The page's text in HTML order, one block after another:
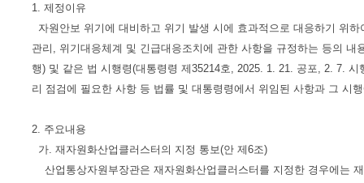
1. 제정이유
자원안보 위기에 대비하고 위기 발생 시에 효과적으로 대응하기 위
관리, 위기대응체계 및 긴급대응조치에 관한 사항을 규정하는 등의
행) 및 같은 법 시행령(대통령령 제35214호, 2025. 1. 21. 공포, 2. 7.
리 점검에 필요한 사항 등 법률 및 대통령령에서 위임된 사항과 그 시
2. 주요내용
가. 재자원화산업클러스터의 지정 통보(안 제6조)
산업통상자원부장관은 재자원화산업클러스터를 지정한 경우에는